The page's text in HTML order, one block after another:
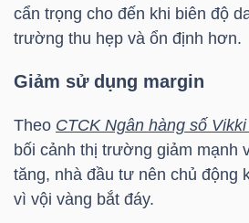
cẩn trọng cho đến khi biên độ
trường thu hẹp và ổn định hơn.
Giảm sử dụng margin
Theo CTCK Ngân hàng số
bối cảnh thị trường giảm mạnh
tăng, nhà đầu tư nên chủ động
vì vội vàng bắt đáy.
CÔNG
CỤ
TRUY
XUẤT